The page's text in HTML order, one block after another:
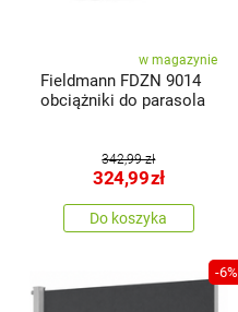
w magazynie
Fieldmann FDZN 9014
obciążniki do parasola
342,99 zł
324,99zł
Do koszyka
-6%